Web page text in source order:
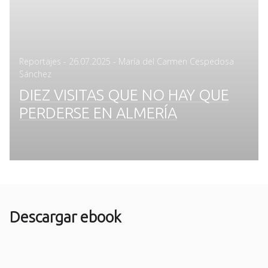
Reportajes - Posted
26.07.2025 - María del Carmen Cespedosa
Sánchez
DIEZ VISITAS QUE NO HAY QUE
PERDERSE EN ALMERÍA
Descargar ebook